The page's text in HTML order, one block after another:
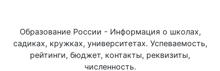
Образование России - Информация о школах,
садиках, кружках, университетах. Успеваемость,
рейтинги, бюджет, контакты, реквизиты,
численность.